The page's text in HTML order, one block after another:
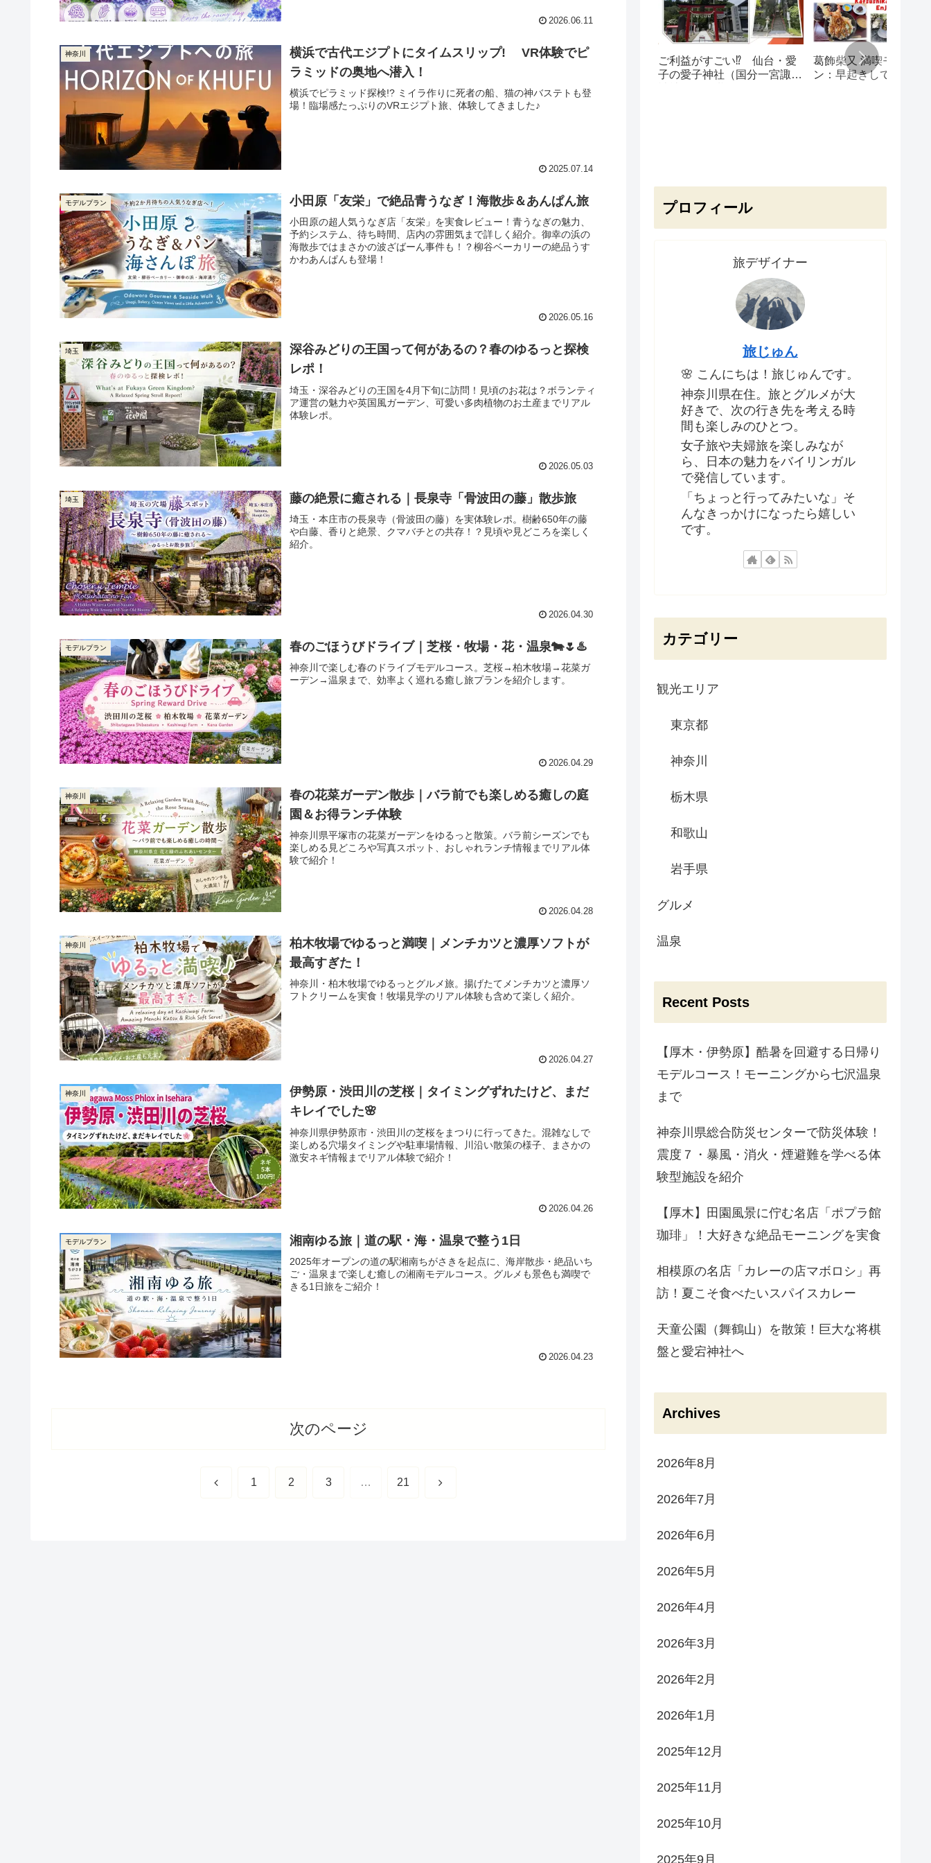
2026.06.11
神奈川
横浜で古代エジプトにタイムスリップ! VR体験でピ
ラミッドの奥地へ潜入！
横浜でピラミッド探検!? ミイラ作りに死者の船、猫の神バステトも登
場！臨場感たっぷりのVRエジプト旅、体験してきました♪
2025.07.14
モデルプラン 小田原「友栄」で絶品青うなぎ！海散歩＆あんぱん旅
小田原の超人気うなぎ店「友栄」を実食レビュー！青うなぎの魅力、
予約システム、待ち時間、店内の雰囲気まで詳しく紹介。御幸の浜の
海散歩ではまさかの波ざばーん事件も！？柳谷ベーカリーの絶品うす
かわあんぱんも登場！
2026.05.16
埼玉
深谷みどりの王国って何があるの？春のゆるっと探検
レポ！
埼玉・深谷みどりの王国を4月下旬に訪問！見頃のお花は？ボランティ
ア運営の魅力や英国風ガーデン、可愛い多肉植物のお土産までリアル
体験レポ。
2026.05.03
埼玉 藤の絶景に癒される｜長泉寺「骨波田の藤」散歩旅
埼玉・本庄市の長泉寺（骨波田の藤）を実体験レポ。樹齢650年の藤
や白藤、香りと絶景、クマバチとの共存！？見頃や見どころを楽しく
紹介。
2026.04.30
モデルプラン 春のごほうびドライブ｜芝桜・牧場・花・温泉🐄🌷♨️
神奈川で楽しむ春のドライブモデルコース。芝桜→柏木牧場→花菜ガ
ーデン→温泉まで、効率よく巡れる癒し旅プランを紹介します。
2026.04.29
神奈川
春の花菜ガーデン散歩｜バラ前でも楽しめる癒しの庭
園＆お得ランチ体験
神奈川県平塚市の花菜ガーデンをゆるっと散策。バラ前シーズンでも
楽しめる見どころや写真スポット、おしゃれランチ情報までリアル体
験で紹介！
2026.04.28
神奈川
柏木牧場でゆるっと満喫｜メンチカツと濃厚ソフトが
最高すぎた！
神奈川・柏木牧場でゆるっとグルメ旅。揚げたてメンチカツと濃厚ソ
フトクリームを実食！牧場見学のリアル体験も含めて楽しく紹介。
2026.04.27
神奈川
伊勢原・渋田川の芝桜｜タイミングずれたけど、まだ
キレイでした🌸
神奈川県伊勢原市・渋田川の芝桜をまつりに行ってきた。混雑なしで
楽しめる穴場タイミングや駐車場情報、川沿い散策の様子、まさかの
激安ネギ情報までリアル体験で紹介！
2026.04.26
モデルプラン 湘南ゆる旅｜道の駅・海・温泉で整う1日
2025年オープンの道の駅湘南ちがさきを起点に、海岸散歩・絶品いち
ご・温泉まで楽しむ癒しの湘南モデルコース。グルメも景色も満喫で
きる1日旅をご紹介！
2026.04.23
次のページ
前 1 2 3 … 21 次
ご利益がすごい⁉ 仙台・愛
子の愛子神社（国分一宮諏訪
葛飾柴又 満喫モデルプ
ン：早起きして楽しむ
プロフィール
旅デザイナー
旅じゅん
🌸 こんにちは！旅じゅんです。
神奈川県在住。旅とグルメが大
好きで、次の行き先を考える時
間も楽しみのひとつ。
女子旅や夫婦旅を楽しみなが
ら、日本の魅力をバイリンガル
で発信しています。
「ちょっと行ってみたいな」そ
んなきっかけになったら嬉しい
です。
カテゴリー
観光エリア
東京都
神奈川
栃木県
和歌山
岩手県
グルメ
温泉
Recent Posts
【厚木・伊勢原】酷暑を回避する日帰り
モデルコース！モーニングから七沢温泉
まで
神奈川県総合防災センターで防災体験！
震度７・暴風・消火・煙避難を学べる体
験型施設を紹介
【厚木】田園風景に佇む名店「ポプラ館
珈琲」！大好きな絶品モーニングを実食
相模原の名店「カレーの店マボロシ」再
訪！夏こそ食べたいスパイスカレー
天童公園（舞鶴山）を散策！巨大な将棋
盤と愛宕神社へ
Archives
2026年8月
2026年7月
2026年6月
2026年5月
2026年4月
2026年3月
2026年2月
2026年1月
2025年12月
2025年11月
2025年10月
2025年9月